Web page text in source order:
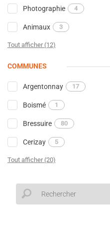
Photographie 4
Animaux 3
Tout afficher (12)
COMMUNES
Argentonnay 17
Boismé 1
Bressuire 80
Cerizay 5
Tout afficher (20)